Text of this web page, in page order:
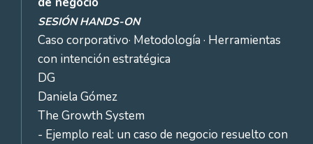
SESIÓN HANDS-ON
Caso corporativo· Metodología · Herramientas
con intención estratégica
DG
Daniela Gómez
The Growth System
- Ejemplo real: un caso de negocio resuelto con